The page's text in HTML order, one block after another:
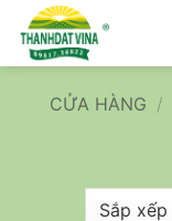
qua
nội
CỬA HÀNG /